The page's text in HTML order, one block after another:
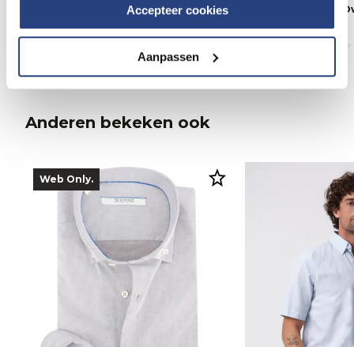
Accepteer cookies
Aanpassen
Campbell Casual Overhemd LM
79,95
Campbell Casual
79,95
Anderen bekeken ook
Web Only.